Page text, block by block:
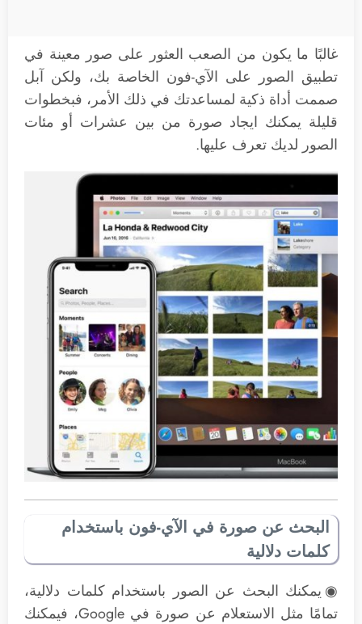
غالبًا ما يكون من الصعب العثور على صور معينة في
تطبيق الصور على الآي-فون الخاصة بك، ولكن آبل
صممت أداة ذكية لمساعدتك في ذلك الأمر، فبخطوات
قليلة يمكنك ايجاد صورة من بين عشرات أو مئات
الصور لديك تعرف عليها.
البحث عن صورة في الآي-فون باستخدام
كلمات دلالية
◉يمكنك البحث عن الصور باستخدام كلمات دلالية،
تمامًا مثل الاستعلام عن صورة في Google، فيمكنك